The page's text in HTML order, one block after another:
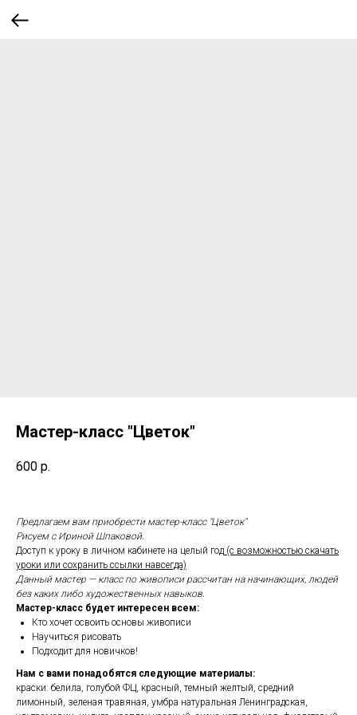
Мастер-класс "Цветок"
600 р.
Предлагаем вам приобрести мастер-класс "Цветок"
Рисуем с Ириной Шпаковой.
Доступ к уроку в личном кабинете на целый год (с возможностью скачать
уроки или сохранить ссылки навсегда)
Данный мастер — класс по живописи рассчитан на начинающих, людей
без каких либо художественных навыков.
Мастер-класс будет интересен всем:
Кто хочет освоить основы живописи
Научиться рисовать
Подходит для новичков!
Нам с вами понадобятся следующие материалы:
краски: белила, голубой ФЦ, красный, темный желтый, средний
лимонный, зеленая травяная, умбра натуральная Ленинградская,